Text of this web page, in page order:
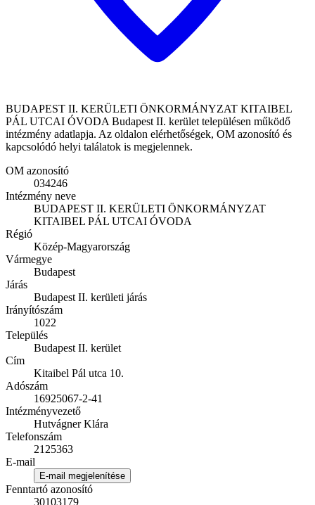
BUDAPEST II. KERÜLETI ÖNKORMÁNYZAT KITAIBEL
PÁL UTCAI ÓVODA Budapest II. kerület településen működő
intézmény adatlapja. Az oldalon elérhetőségek, OM azonosító és
kapcsolódó helyi találatok is megjelennek.
OM azonosító
034246
Intézmény neve
BUDAPEST II. KERÜLETI ÖNKORMÁNYZAT
KITAIBEL PÁL UTCAI ÓVODA
Régió
Közép-Magyarország
Vármegye
Budapest
Járás
Budapest II. kerületi járás
Irányítószám
1022
Település
Budapest II. kerület
Cím
Kitaibel Pál utca 10.
Adószám
16925067-2-41
Intézményvezető
Hutvágner Klára
Telefonszám
2125363
E-mail
E-mail megjelenítése
Fenntartó azonosító
30103179